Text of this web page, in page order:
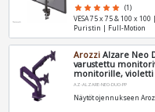
star star star star star (1)
VESA 75 x 75 & 100 x
Puristin | Full-Motion
Arozzi Alzare Neo
varustettu
monitorille, violetti
AZ-ALZARE-NEO-DUO-PP
Näytöt ojennukseen